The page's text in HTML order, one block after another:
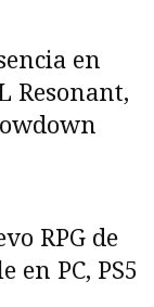
en
Resonant,
RPG de
en PC, PS5